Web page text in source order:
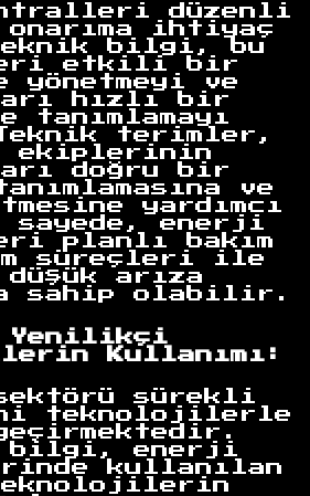
düzenli
onarıma ihtiyaç
bilgi, bu
etkili bir
yönetmeyi ve
hızlı bir
tanımlamayı
terimler,
ekiplerinin
doğru bir
ve
yardımcı
sayede, enerji
planlı bakım
süreçleri ile
düşük arıza
sahip olabilir.
Yenilikçi
Kullanımı:
sürekli
teknolojilerle
bilgi, enerji
kullanılan